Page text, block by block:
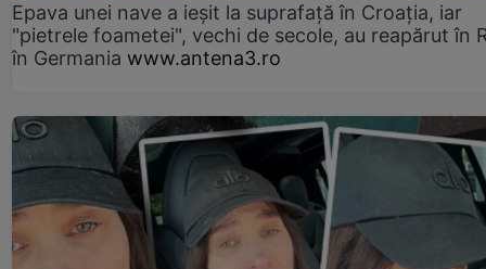
Epava unei nave a ieșit la suprafață în Croația, iar
"pietrele foametei", vechi de secole, au reapărut în
în Germania www.antena3.ro